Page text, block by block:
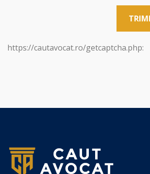
https://cautavocat.ro/getcaptcha.php: